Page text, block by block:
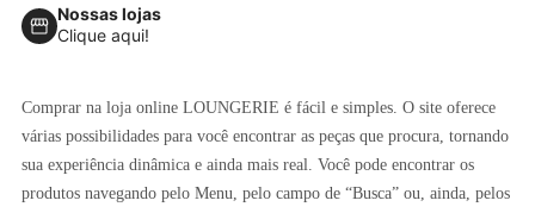
Nossas lojas
Clique aqui!
Comprar na loja online LOUNGERIE é fácil e simples. O site oferece
várias possibilidades para você encontrar as peças que procura, tornando
sua experiência dinâmica e ainda mais real. Você pode encontrar os
produtos navegando pelo Menu, pelo campo de “Busca” ou, ainda, pelos